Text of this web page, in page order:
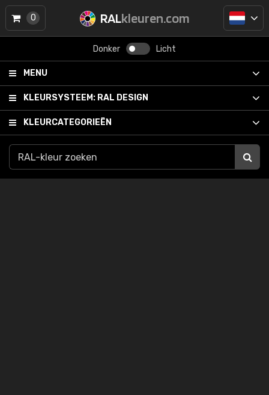
RALkleuren.com
Donker Licht
MENU
KLEURSYSTEEM: RAL DESIGN
KLEURCATEGORIEËN
0